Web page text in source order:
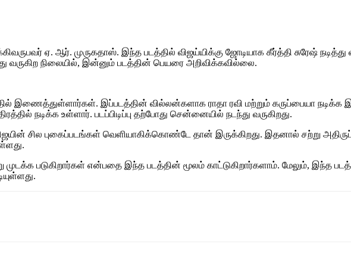
ஏ. ஆர். முருகதாஸ். இந்த படத்தில் விஜய்யிக்கு ஜோடியாக கீர்த்தி சுரேஷ் நடித்து
வருகிற நிலையில், இன்னும் படத்தின் பெயரை அறிவிக்கவில்லை.
இப்படத்தின் வில்லன்களாக ராதா ரவி மற்றும் கருப்பையா நடிக்க
நடிக்க உள்ளார். படப்பிடிப்பு தற்போது சென்னையில் நடந்து வருகிறது.
சில புகைப்படங்கள் வெளியாகிக்கொண்டே தான் இருக்கிறது. இதனால் சற்று
படுகிறார்கள் என்பதை இந்த படத்தின் மூலம் காட்டுகிறார்களாம். மேலும், இந்த